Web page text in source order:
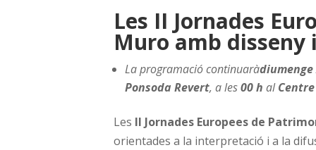
Les II Jornades
Muro amb disseny
La programació continuaràdiumenge
Ponsoda Revert, a les00 h al
Les II Jornades Europees de
orientades a la interpretació i a la